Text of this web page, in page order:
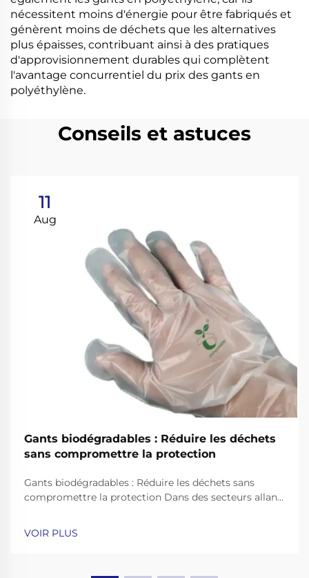
nécessitent moins d'énergie pour être fabriqués et
génèrent moins de déchets que les alternatives
plus épaisses, contribuant ainsi à des pratiques
d'approvisionnement durables qui complètent
l'avantage concurrentiel du prix des gants en
polyéthylène.
Conseils et astuces
11
Aug
Gants biodégradables : Réduire les déchets
sans compromettre la protection
Gants biodégradables : Réduire les déchets sans
compromettre la protection Dans des secteurs allant
sécurité. Cependant, les gants traditionnels fabriqués
VOIR PLUS